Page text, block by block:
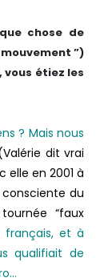
chose de
”)
vous étiez les
? Mais nous
dit vrai
en 2001 à
du
“faux
français, et à
qualifiait de